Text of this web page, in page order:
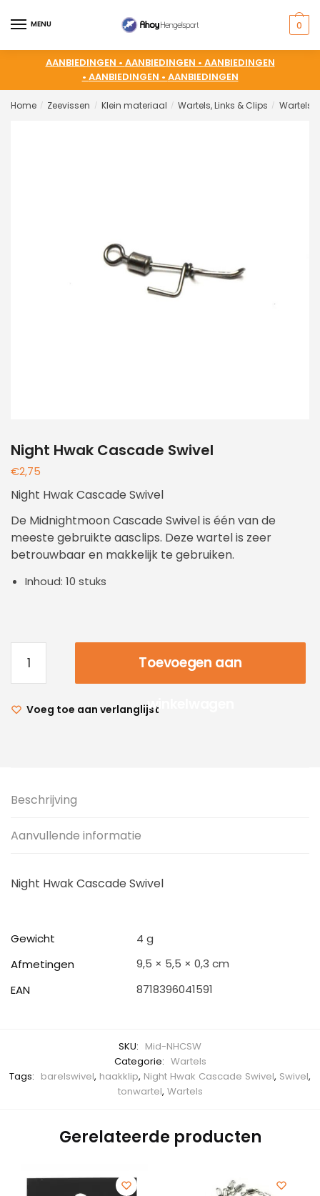
MENU 0
AANBIEDINGEN • AANBIEDINGEN • AANBIEDINGEN
• AANBIEDINGEN • AANBIEDINGEN
Home / Zeevissen / Klein materiaal / Wartels, Links & Clips / Wartels
Night Hwak Cascade Swivel
€2,75
Night Hwak Cascade Swivel
De Midnightmoon Cascade Swivel is één van de
meeste gebruikte aasclips. Deze wartel is zeer
betrouwbaar en makkelijk te gebruiken.
Inhoud: 10 stuks
Toevoegen aan
winkelwagen
Voeg toe aan verlanglijst
Beschrijving
Aanvullende informatie
Night Hwak Cascade Swivel
Gewicht
4 g
Afmetingen
9,5 × 5,5 × 0,3 cm
EAN
8718396041591
SKU: Mid-NHCSW
Categorie: Wartels
Tags: barelswivel, haakklip, Night Hwak Cascade Swivel, Swivel,
tonwartel, Wartels
Gerelateerde producten